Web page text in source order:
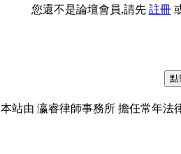
您還不是論壇會員,請先 註冊
本站由 瀛睿律師事務所 擔任常年法